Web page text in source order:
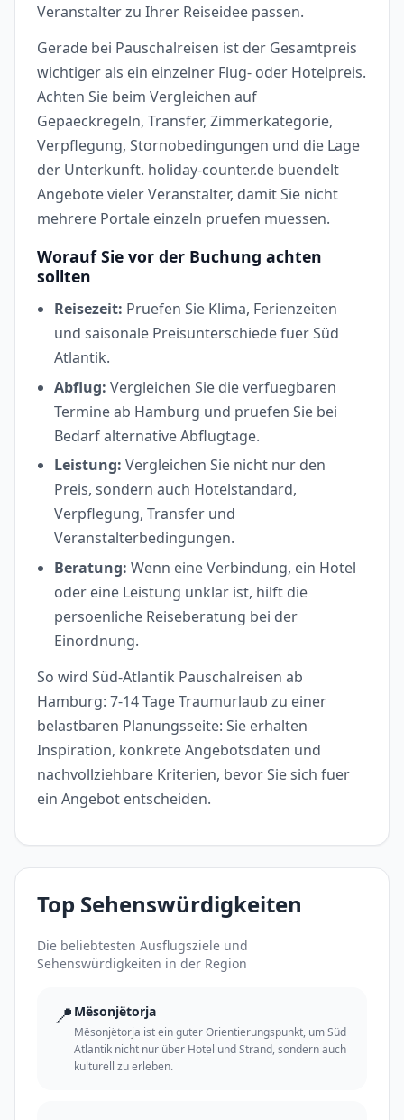
Veranstalter zu Ihrer Reiseidee passen.
Gerade bei Pauschalreisen ist der Gesamtpreis
wichtiger als ein einzelner Flug- oder Hotelpreis.
Achten Sie beim Vergleichen auf
Gepaeckregeln, Transfer, Zimmerkategorie,
Verpflegung, Stornobedingungen und die Lage
der Unterkunft. holiday-counter.de buendelt
Angebote vieler Veranstalter, damit Sie nicht
mehrere Portale einzeln pruefen muessen.
Worauf Sie vor der Buchung achten
sollten
Reisezeit: Pruefen Sie Klima, Ferienzeiten
und saisonale Preisunterschiede fuer Süd
Atlantik.
Abflug: Vergleichen Sie die verfuegbaren
Termine ab Hamburg und pruefen Sie bei
Bedarf alternative Abflugtage.
Leistung: Vergleichen Sie nicht nur den
Preis, sondern auch Hotelstandard,
Verpflegung, Transfer und
Veranstalterbedingungen.
Beratung: Wenn eine Verbindung, ein Hotel
oder eine Leistung unklar ist, hilft die
persoenliche Reiseberatung bei der
Einordnung.
So wird Süd-Atlantik Pauschalreisen ab
Hamburg: 7-14 Tage Traumurlaub zu einer
belastbaren Planungsseite: Sie erhalten
Inspiration, konkrete Angebotsdaten und
nachvollziehbare Kriterien, bevor Sie sich fuer
ein Angebot entscheiden.
Top Sehenswürdigkeiten
Die beliebtesten Ausflugsziele und
Sehenswürdigkeiten in der Region
📍 Mësonjëtorja
Mësonjëtorja ist ein guter Orientierungspunkt, um Süd
Atlantik nicht nur über Hotel und Strand, sondern auch
kulturell zu erleben.